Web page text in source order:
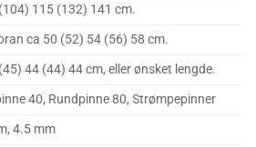
115 (132) 141 cm.
ca 50 (52) 54 (56) 58 cm.
44 (44) 44 cm, eller ønsket lengde.
40, Rundpinne 80, Strømpepinner
4.5 mm